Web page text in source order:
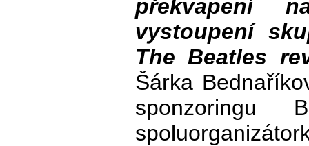
překvapení
vystoupení
The Beatles
Šárka